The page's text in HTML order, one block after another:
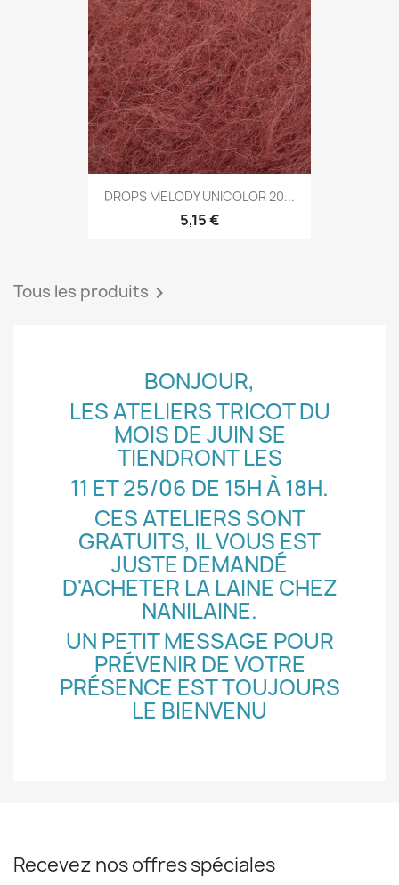
DROPS MELODY UNICOLOR 20...
5,15 €
Tous les produits 
BONJOUR,
LES ATELIERS TRICOT DU
MOIS DE JUIN SE
TIENDRONT LES
11 ET 25/06 DE 15H À 18H.
CES ATELIERS SONT
GRATUITS, IL VOUS EST
JUSTE DEMANDÉ
D'ACHETER LA LAINE CHEZ
NANILAINE.
UN PETIT MESSAGE POUR
PRÉVENIR DE VOTRE
PRÉSENCE EST TOUJOURS
LE BIENVENU
Recevez nos offres spéciales